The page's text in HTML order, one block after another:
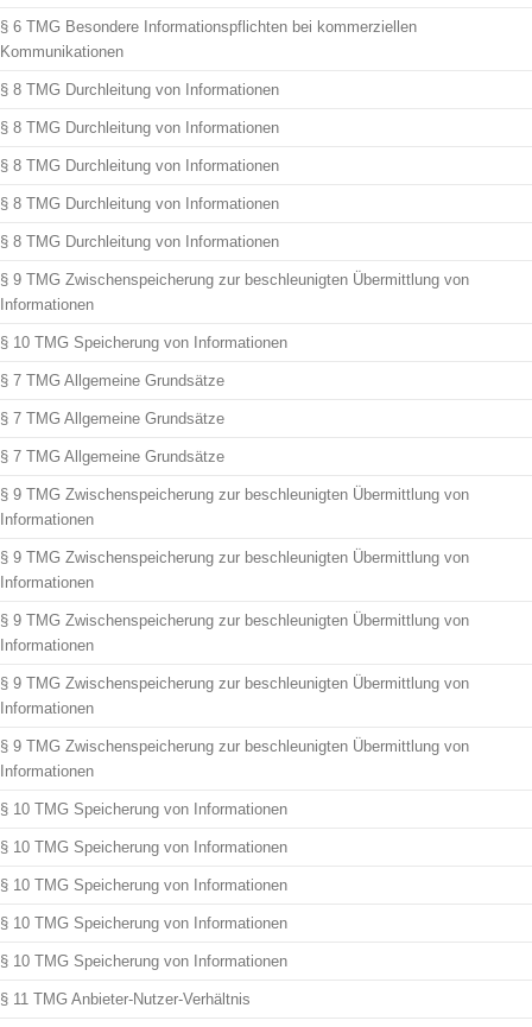
§ 6 TMG Besondere Informationspflichten bei kommerziellen
Kommunikationen
§ 8 TMG Durchleitung von Informationen
§ 8 TMG Durchleitung von Informationen
§ 8 TMG Durchleitung von Informationen
§ 8 TMG Durchleitung von Informationen
§ 8 TMG Durchleitung von Informationen
§ 9 TMG Zwischenspeicherung zur beschleunigten Übermittlung von
Informationen
§ 10 TMG Speicherung von Informationen
§ 7 TMG Allgemeine Grundsätze
§ 7 TMG Allgemeine Grundsätze
§ 7 TMG Allgemeine Grundsätze
§ 9 TMG Zwischenspeicherung zur beschleunigten Übermittlung von
Informationen
§ 9 TMG Zwischenspeicherung zur beschleunigten Übermittlung von
Informationen
§ 9 TMG Zwischenspeicherung zur beschleunigten Übermittlung von
Informationen
§ 9 TMG Zwischenspeicherung zur beschleunigten Übermittlung von
Informationen
§ 9 TMG Zwischenspeicherung zur beschleunigten Übermittlung von
Informationen
§ 10 TMG Speicherung von Informationen
§ 10 TMG Speicherung von Informationen
§ 10 TMG Speicherung von Informationen
§ 10 TMG Speicherung von Informationen
§ 10 TMG Speicherung von Informationen
§ 11 TMG Anbieter-Nutzer-Verhältnis